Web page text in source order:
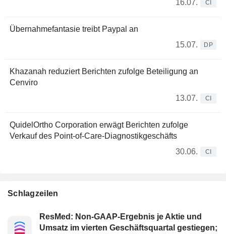
16.07.
CI
Übernahmefantasie treibt Paypal an
15.07.
DP
Khazanah reduziert Berichten zufolge Beteiligung an
Cenviro
13.07.
CI
QuidelOrtho Corporation erwägt Berichten zufolge
Verkauf des Point-of-Care-Diagnostikgeschäfts
30.06.
CI
Schlagzeilen
ResMed: Non-GAAP-Ergebnis je Aktie und
Umsatz im vierten Geschäftsquartal gestiegen;